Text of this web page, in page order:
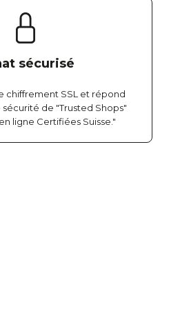
sécurisé
chiffrement SSL et répond
sécurité de "Trusted Shops"
ligne Certifiées Suisse."